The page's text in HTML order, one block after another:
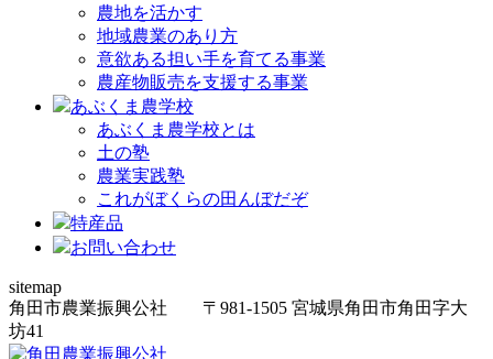
農地を活かす
地域農業のあり方
意欲ある担い手を育てる事業
農産物販売を支援する事業
あぶくま農学校
あぶくま農学校とは
土の塾
農業実践塾
これがぼくらの田んぼだぞ
特産品
お問い合わせ
sitemap
角田市農業振興公社 〒981-1505 宮城県角田市角田字大
坊41